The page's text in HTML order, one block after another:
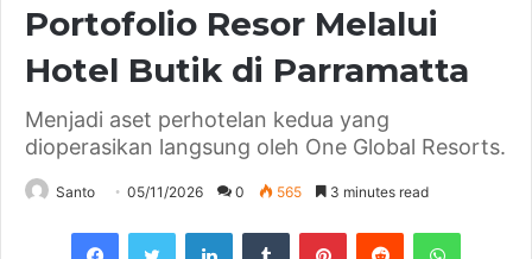
Portofolio Resor Melalui
Hotel Butik di Parramatta
Menjadi aset perhotelan kedua yang
dioperasikan langsung oleh One Global Resorts.
Santo 05/11/2026 0 565 3 minutes read
FacebookTwitter LinkedInTumblr PinterestReddit